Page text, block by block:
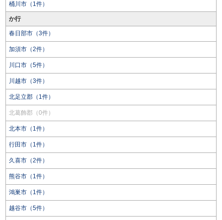
桶川市（1件）
か行
春日部市（3件）
加須市（2件）
川口市（5件）
川越市（3件）
北足立郡（1件）
北葛飾郡（0件）
北本市（1件）
行田市（1件）
久喜市（2件）
熊谷市（1件）
鴻巣市（1件）
越谷市（5件）